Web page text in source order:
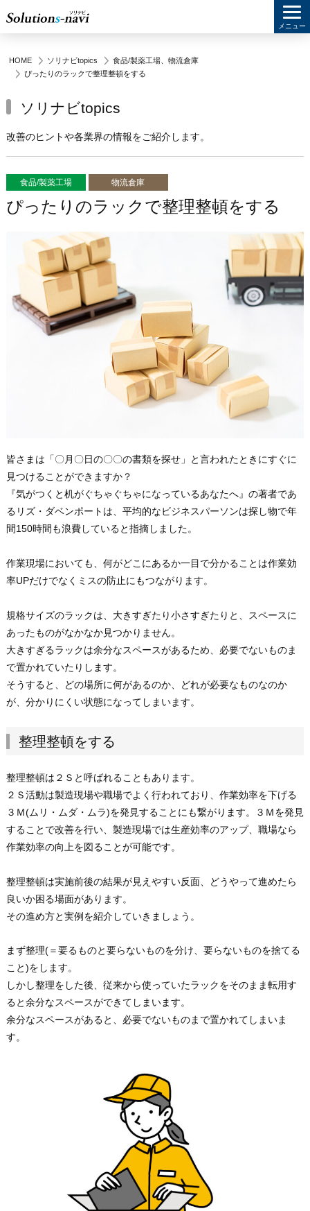
HOME ソリナビtopics 食品/製薬工場 、物流倉庫
ぴったりのラックで整理整頓をする
ソリナビtopics
改善のヒントや各業界の情報をご紹介します。
食品/製薬工場 物流倉庫
ぴったりのラックで整理整頓をする
皆さまは「〇月〇日の〇〇の書類を探せ」と言われたときにすぐに
見つけることができますか？
『気がつくと机がぐちゃぐちゃになっているあなたへ』の著者であ
るリズ・ダベンポートは、平均的なビジネスパーソンは探し物で年
間150時間も浪費していると指摘しました。
作業現場においても、何がどこにあるか一目で分かることは作業効
率UPだけでなくミスの防止にもつながります。
規格サイズのラックは、大きすぎたり小さすぎたりと、スペースに
あったものがなかなか見つかりません。
大きすぎるラックは余分なスペースがあるため、必要でないものま
で置かれていたりします。
そうすると、どの場所に何があるのか、どれが必要なものなのか
が、分かりにくい状態になってしまいます。
整理整頓をする
整理整頓は２Ｓと呼ばれることもあります。
２Ｓ活動は製造現場や職場でよく行われており、作業効率を下げる
３Ｍ(ムリ・ムダ・ムラ)を発見することにも繋がります。３Ｍを発見
することで改善を行い、製造現場では生産効率のアップ、職場なら
作業効率の向上を図ることが可能です。
整理整頓は実施前後の結果が見えやすい反面、どうやって進めたら
良いか困る場面があります。
その進め方と実例を紹介していきましょう。
まず整理(＝要るものと要らないものを分け、要らないものを捨てる
こと)をします。
しかし整理をした後、従来から使っていたラックをそのまま転用す
ると余分なスペースができてしまいます。
余分なスペースがあると、必要でないものまで置かれてしまいま
す。
メニュー